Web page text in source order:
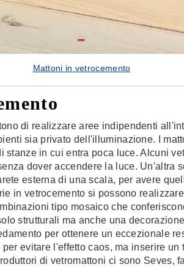
Mattoni in vetrocemento
di realizzare aree indipendenti
sia privato dell'illuminazione. I
stanze in cui entra poca luce. Alcuni
dover accendere la luce. Un'altra
esterna di una scala, per avere
in vetrocemento si possono
tipo mosaico che
strutturali ma anche una
per ottenere un eccezionale
evitare l'effetto caos, ma inserire
di vetromattoni ci sono Seves,